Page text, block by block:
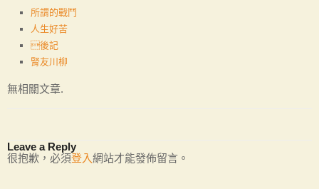
所謂的戰鬥
人生好苦
後記
腎友川柳
無相關文章.
Leave a Reply
很抱歉，必須登入網站才能發佈留言。